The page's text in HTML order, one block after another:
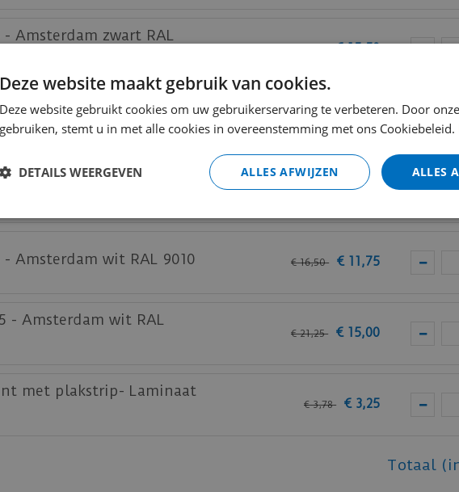
Amsterdam zwart RAL
€ 15,50
- Amsterdam zwart RAL
,50 € 19,50
Amsterdam wit RAL 9010 € 13,25 € 9,
Amsterdam wit RAL 9010 € 16,50 € 11,75
- Amsterdam wit RAL
€ 21,25 € 15,00
met plakstrip- Laminaat
€ 3,78 € 3,25
Totaal
Deze website maakt gebruik van cookies.
Deze website gebruikt cookies om uw gebruikerservaring te verbeteren. Door
gebruiken, stemt u in met alle cookies in overeenstemming met ons Cookiebeleid.
ALLES
ALLES AFWIJZEN
DETAILS WEERGEVEN